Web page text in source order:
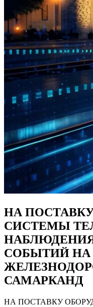
НА
СИСТЕМЫ
СОБЫТИЙ НА
САМАРКАНД
НА ПОСТАВКУ